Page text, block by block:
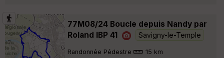
77M08/24 Boucle depuis Nandy par
Roland IBP 41
Savigny-le-Temple
Randonnée Pédestre 15 km